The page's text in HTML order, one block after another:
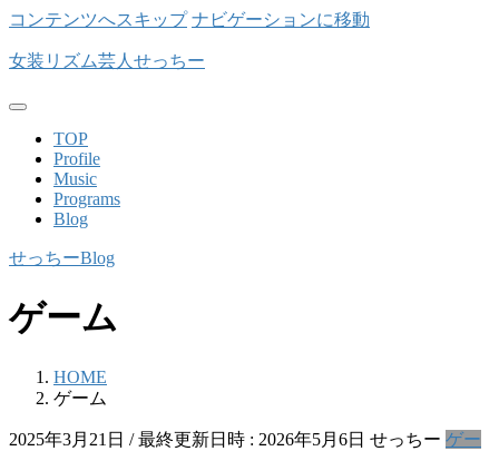
コンテンツへスキップ ナビゲーションに移動
女装リズム芸人せっちー
TOP
Profile
Music
Programs
Blog
せっちーBlog
ゲーム
HOME
ゲーム
2025年3月21日 / 最終更新日時 : 2026年5月6日 せっちー ゲー